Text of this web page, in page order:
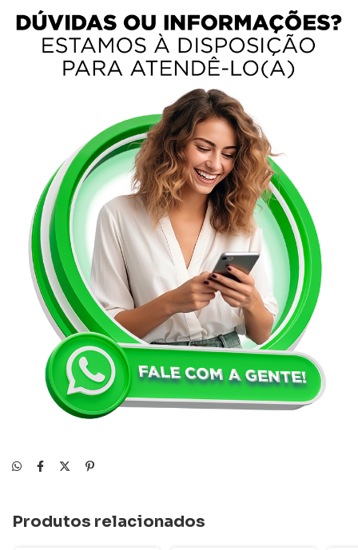
Produtos relacionados